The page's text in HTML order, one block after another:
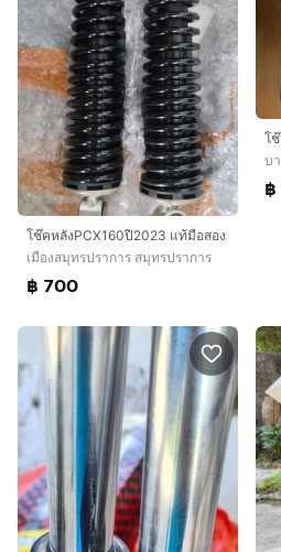
โช๊คหลังPCX160ปี2023 แท้มือสอง
เมืองสมุทรปราการ สมุทรปราการ
฿ 700
บ